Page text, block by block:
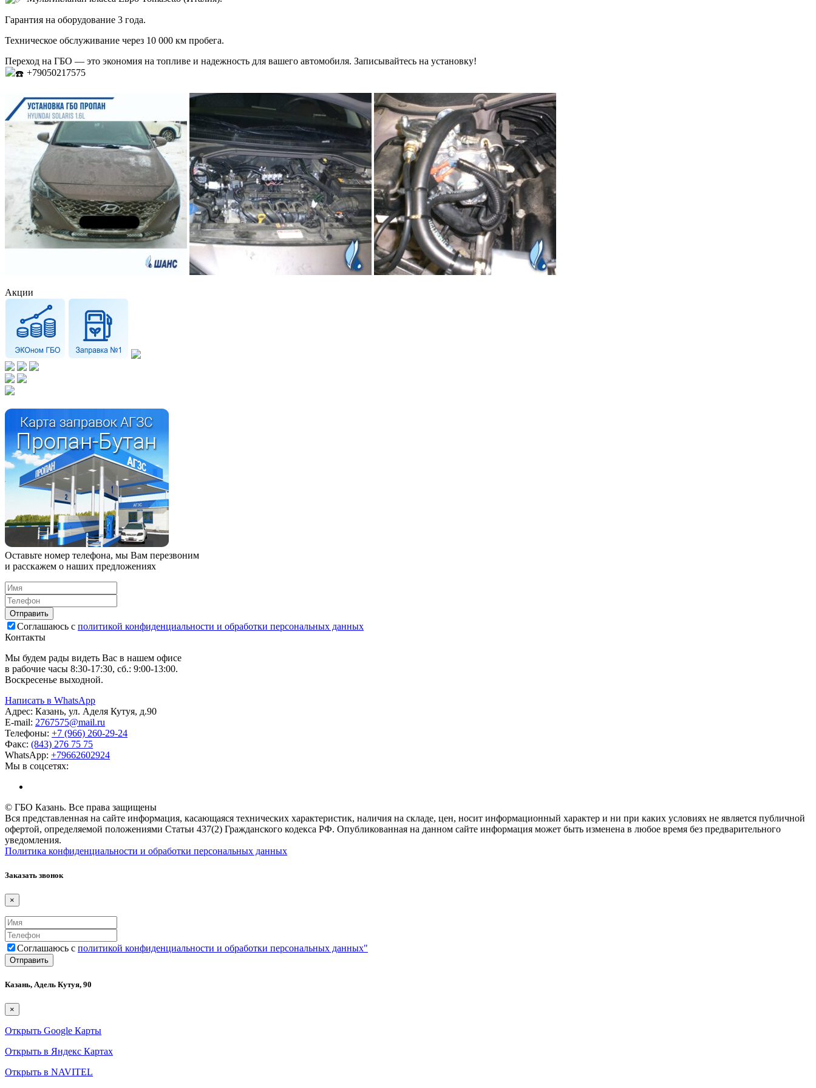
Гарантия на оборудование 3 года.
Техническое обслуживание через 10 000 км пробега.
Переход на ГБО — это экономия на топливе и надежность для вашего автомобиля. Записывайтесь на установку!
+79050217575
Акции
Оставьте номер телефона, мы Вам перезвоним
и расскажем о наших предложениях
Соглашаюсь с политикой конфиденциальности и обработки персональных данных
Контакты
Мы будем рады видеть Вас в нашем офисе
в рабочие часы 8:30-17:30, сб.: 9:00-13:00.
Воскресенье выходной.
Написать в WhatsApp
Адрес: Казань, ул. Аделя Кутуя, д.90
E-mail: 2767575@mail.ru
Телефоны: +7 (966) 260-29-24
Факс: (843) 276 75 75
WhatsApp: +79662602924
Мы в соцсетях:
© ГБО Казань. Все права защищены
Вся представленная на сайте информация, касающаяся технических характеристик, наличия на складе, цен, носит информационный характер и ни при каких условиях не является публичной
офертой, определяемой положениями Статьи 437(2) Гражданского кодекса РФ. Опубликованная на данном сайте информация может быть изменена в любое время без предварительного
уведомления.
Политика конфиденциальности и обработки персональных данных
Заказать звонок
×
Соглашаюсь с политикой конфиденциальности и обработки персональных данных"
Казань, Адель Кутуя, 90
×
Открыть Google Карты
Открыть в Яндекс Картах
Открыть в NAVITEL